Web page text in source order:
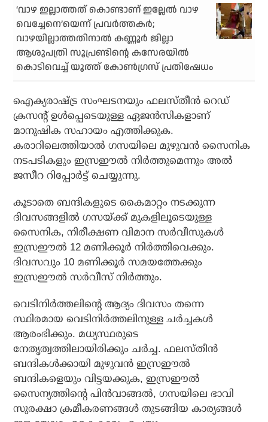
‘വാഴ ഇല്ലാത്തത് കൊണ്ടാണ് ഇല്ലേല്‍ വാഴ
വെച്ചേനെ’യെന്ന്‌ പ്രവര്‍ത്തകര്‍;
വാഴയില്ലാത്തതിനാല്‍ കണ്ണൂര്‍ ജില്ലാ
ആശുപത്രി സൂപ്രണ്ടിന്റെ കസേരയില്‍
കൊടിവെച്ച് യൂത്ത് കോണ്‍ഗ്രസ് പ്രതിഷേധം
ഐക്യരാഷ്ട്ര സംഘടനയും ഫലസ്തീന്‍ റെഡ്
ക്രസന്റ് ഉള്‍പ്പെടെയുള്ള ഏജന്‍സികളാണ്
മാനുഷിക സഹായം എത്തിക്കുക.
കരാറിലെത്തിയാല്‍ ഗസയിലെ മുഴുവന്‍ സൈനിക
നടപടികളും ഇസ്രഈല്‍ നിര്‍ത്തുമെന്നും അല്‍
ജസീറ റിപ്പോര്‍ട്ട് ചെയ്യുന്നു.
കൂടാതെ ബന്ദികളുടെ കൈമാറ്റം നടക്കുന്ന
ദിവസങ്ങളില്‍ ഗസയ്ക്ക് മുകളിലൂടെയുള്ള
സൈനിക, നിരീക്ഷണ വിമാന സര്‍വീസുകള്‍
ഇസ്രഈല്‍ 12 മണിക്കൂര്‍ നിര്‍ത്തിവെക്കും.
ദിവസവും 10 മണിക്കൂര്‍ സമയത്തേക്കും
ഇസ്രഈല്‍ സര്‍വീസ് നിര്‍ത്തും.
വെടിനിര്‍ത്തലിന്റെ ആദ്യം ദിവസം തന്നെ
സ്ഥിരമായ വെടിനിര്‍ത്തലിനുള്ള ചര്‍ച്ചകള്‍
ആരംഭിക്കും. മധ്യസ്ഥരുടെ
നേതൃത്വത്തിലായിരിക്കും ചര്‍ച്ച. ഫലസ്തീന്‍
ബന്ദികള്‍ക്കായി മുഴുവന്‍ ഇസ്രഈല്‍
ബന്ദികളെയും വിട്ടയക്കുക, ഇസ്രഈല്‍
സൈന്യത്തിന്റെ പിന്‍വാങ്ങല്‍, ഗസയിലെ ഭാവി
സുരക്ഷാ ക്രമീകരണങ്ങള്‍ തുടങ്ങിയ കാര്യങ്ങള്‍